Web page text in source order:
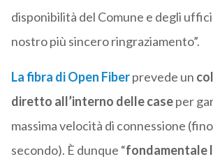
disponibilità del Comune e degli
nostro più sincero ringraziamento”.
La fibra di Open Fiberprevede un
diretto all’interno delle caseper
massima velocità di connessione
secondo). È dunque “fondamentale